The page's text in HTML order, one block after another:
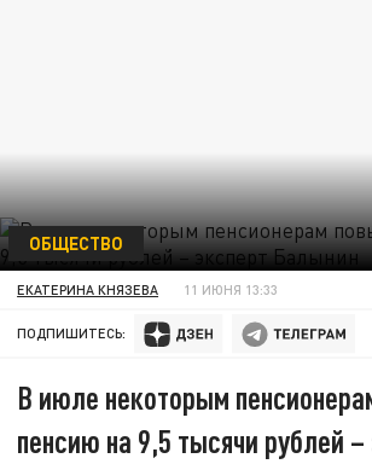
ОБЩЕСТВО
ЕКАТЕРИНА КНЯЗЕВА 11 ИЮНЯ 13:33
ПОДПИШИТЕСЬ:
В июле некоторым
пенсию на 9,5 тысячи рублей –